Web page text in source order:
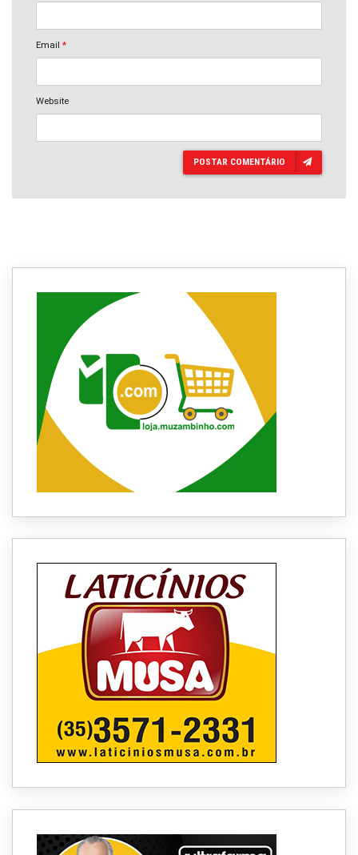
Email *
Website
POSTAR COMENTÁRIO